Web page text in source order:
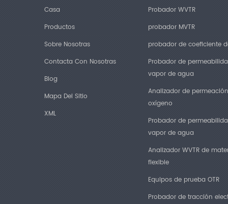
Casa
Productos
Sobre Nosotras
Contacta Con Nosotras
Blog
Mapa Del Sitio
XML
Probador WVTR
probador MVTR
probador de coeficiente
Probador de
vapor de agua
Analizador de
oxígeno
Probador de
vapor de agua
Analizador WVTR de
flexible
Equipos de prueba OTR
Probador de tracción